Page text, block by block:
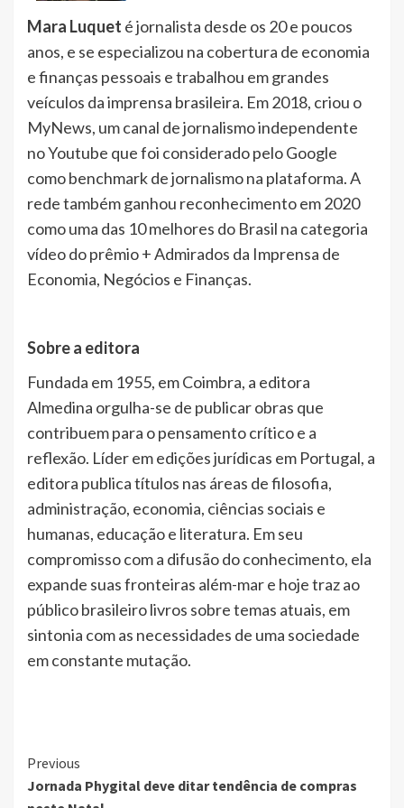
Mara Luquet é jornalista desde os 20 e poucos
anos, e se especializou na cobertura de economia
e finanças pessoais e trabalhou em grandes
veículos da imprensa brasileira. Em 2018, criou o
MyNews, um canal de jornalismo independente
no Youtube que foi considerado pelo Google
como benchmark de jornalismo na plataforma. A
rede também ganhou reconhecimento em 2020
como uma das 10 melhores do Brasil na categoria
vídeo do prêmio + Admirados da Imprensa de
Economia, Negócios e Finanças.
Sobre a editora
Fundada em 1955, em Coimbra, a editora
Almedina orgulha-se de publicar obras que
contribuem para o pensamento crítico e a
reflexão. Líder em edições jurídicas em Portugal, a
editora publica títulos nas áreas de filosofia,
administração, economia, ciências sociais e
humanas, educação e literatura. Em seu
compromisso com a difusão do conhecimento, ela
expande suas fronteiras além-mar e hoje traz ao
público brasileiro livros sobre temas atuais, em
sintonia com as necessidades de uma sociedade
em constante mutação.
Continue
Reading
Previous
Jornada Phygital deve ditar tendência de compras